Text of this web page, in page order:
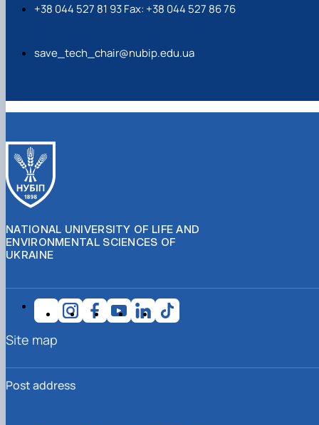
+38 044 527 81 93 Fax: +38 044 527 86 76
save_tech_chair@nubip.edu.ua
NATIONAL UNIVERSITY OF LIFE AND
ENVIRONMENTAL SCIENCES OF
UKRAINE
Post address
Site map